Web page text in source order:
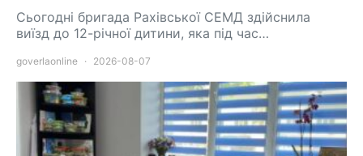
Сьогодні бригада Рахівської СЕМД здійснила
виїзд до 12-річної дитини, яка під час…
goverlaonline 2026-08-07